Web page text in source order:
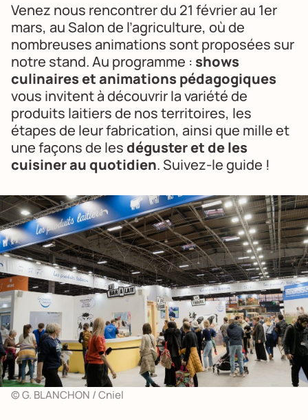
Venez nous rencontrer du 21 février au 1er
mars, auSalon de l’agriculture, où de
nombreuses animations sont proposées sur
notre stand. Au programme : shows
culinaires et animations pédagogiques
vous invitent à découvrir la variété de
produits laitiers de nos territoires, les
étapes de leur fabrication, ainsi que mille et
une façons de lesdéguster et de les
cuisiner au quotidien. Suivez-le guide !
© G. BLANCHON / Cniel